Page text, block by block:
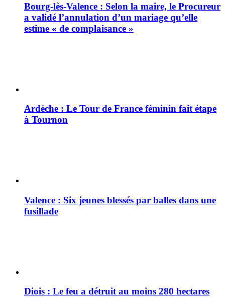
Bourg-lès-Valence : Selon la maire, le Procureur
a validé l’annulation d’un mariage qu’elle
estime « de complaisance »
Ardèche : Le Tour de France féminin fait étape
à Tournon
Valence : Six jeunes blessés par balles dans une
fusillade
Diois : Le feu a détruit au moins 280 hectares